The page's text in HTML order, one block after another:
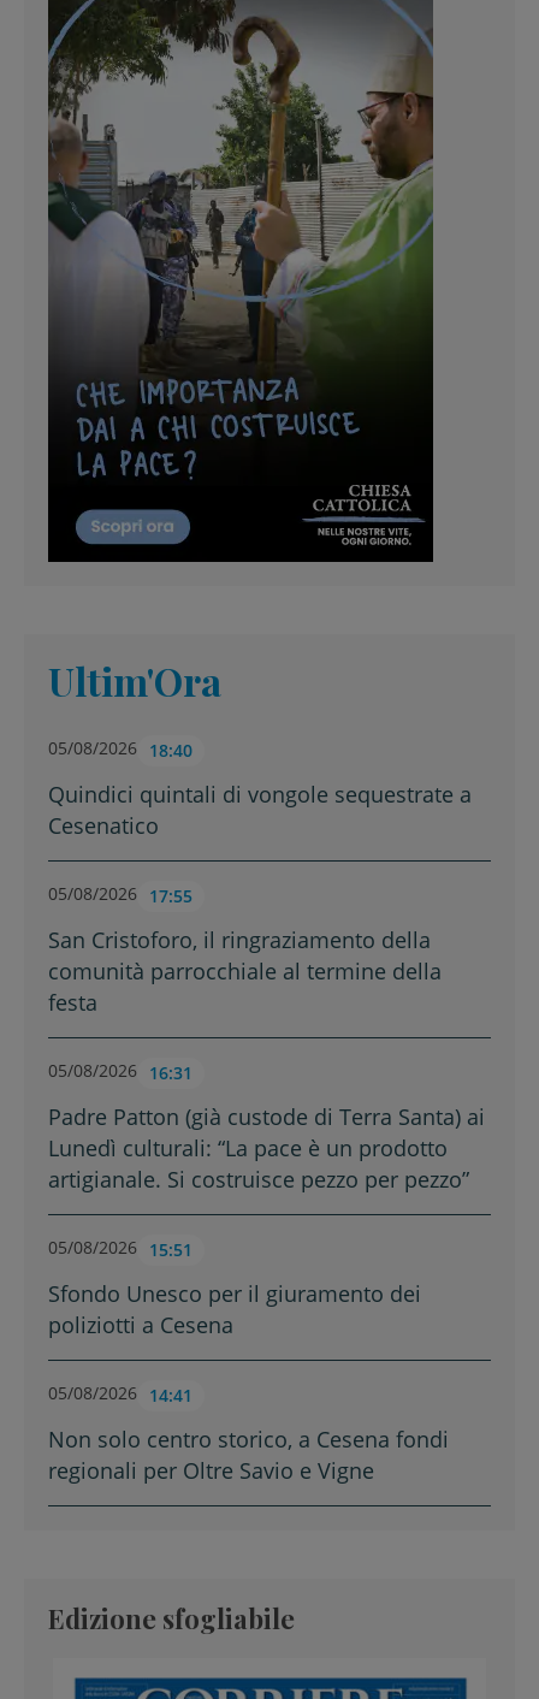
Ultim'Ora
05/08/2026 18:40
Quindici quintali di vongole sequestrate a
Cesenatico
05/08/2026 17:55
San Cristoforo, il ringraziamento della
comunità parrocchiale al termine della
festa
05/08/2026 16:31
Padre Patton (già custode di Terra Santa) ai
Lunedì culturali: “La pace è un prodotto
artigianale. Si costruisce pezzo per pezzo”
05/08/2026 15:51
Sfondo Unesco per il giuramento dei
poliziotti a Cesena
05/08/2026 14:41
Non solo centro storico, a Cesena fondi
regionali per Oltre Savio e Vigne
Edizione sfogliabile